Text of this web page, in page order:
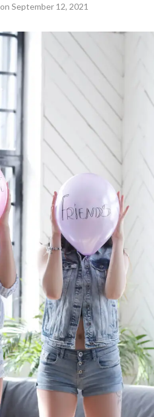
on September 12, 2021